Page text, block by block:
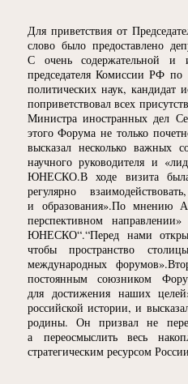
Для приветствия от
слово было предоставлено
С очень содержательной и
председателя Комиссии РФ
политических наук, кандидат
поприветствовал всех
Министра иностранных дел
этого Форума не только
высказал несколько важных
научного руководителя и «
ЮНЕСКО.В ходе визита
регулярно
и образования».По мнению
перспективном
ЮНЕСКО“.“Перед нами
чтобы пространство
международных
постоянным союзником
для достижения наших
российской истории, и
родины. Он призвал не
а переосмыслить весь
стратегическим ресурсом